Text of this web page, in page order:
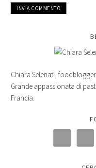
Chiara Selenati,
Grande appassionata di
Francia.